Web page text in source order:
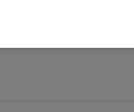
angereicherten Profilen. Dies
Kaufverhalten in den Lidl-
genauen Standortdaten) auch